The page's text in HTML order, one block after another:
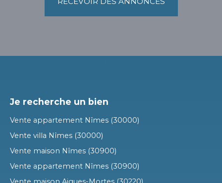
Je recherche un bien
Vente appartement Nîmes (30000)
Vente villa Nîmes (30000)
Vente maison Nîmes (30900)
Vente appartement Nîmes (30900)